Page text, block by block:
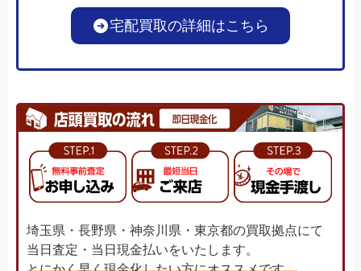
宅配買取の詳細はこちら
埼玉県・長野県・神奈川県・東京都の買取拠点にて
当日査定・当日現金払いをいたします。